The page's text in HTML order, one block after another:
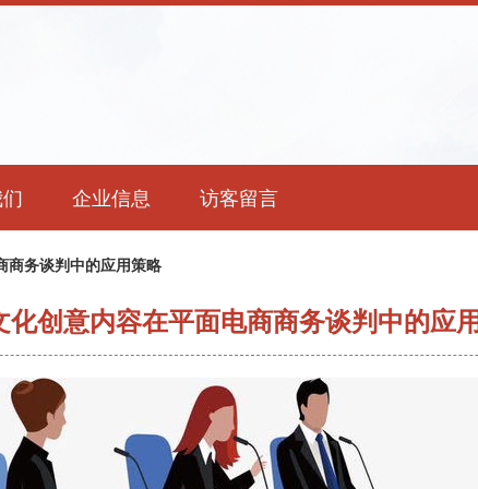
企业信息 访客留言
商务谈判中的应用策略
化创意内容在平面电商商务谈判中的应